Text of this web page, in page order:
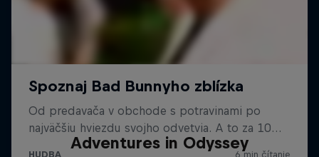
Adventures in Odyssey